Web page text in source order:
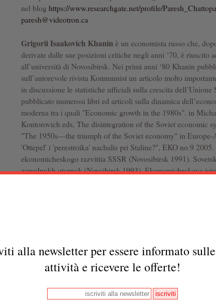
alla newsletter per essere informato
attività e ricevere le offerte!
nel blog https://www.researchgate.net/profile/
paresh@videotron.ca
Grigorii Isaakovich Khanin è un economista russo che,
derivate dalle sue posizioni critiche negli anni ‘70, è riuscito
all’università di Novosibirsk. Nei primi anni ‘80 Khanin
sull’autorevole rivista Kommunist un articolo molto
in discussione le statistiche ufficiali sulla crescita dell’Unione
pubblicato numerosi libri ed articoli sulla dinamica
moderna tra i quali "Economic growth in the 1980s". in
Kontorovich eds, The disintegration of the Soviet economic
"The 1950s—the triumph of the Soviet economy" in Europe-
'Ottepel' i 'perestroika' nachalis pri Staline?", EKO no.9
ekonomicheskogo razvitiia SSSR (Novosibirsk 1991).
zapadnykh otsenok (Novsibirsk 1993). Ekonomicheskaya
Paul Craig Roberts
ha sviluppato la sua carriera in ambito
giornalismo e nei servizi pubblici ed è presidente
numerosi contributi apparsi in numerosi libri ed ha pubblicato
specializzate, come Journal of Political Economy, Oxford